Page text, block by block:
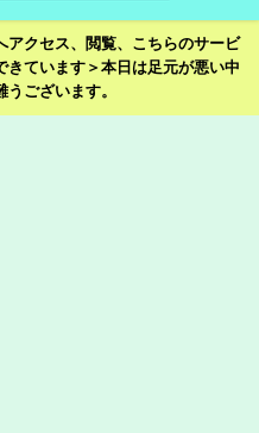
アクセス、閲覧、こちらのサービ
きています＞本日は足元が悪い中
ございます。